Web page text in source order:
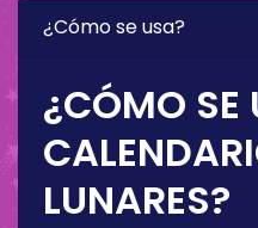
¿Cómo se usa?
¿CÓMO SE
LUNARES?